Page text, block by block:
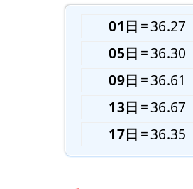
01日 36.27
05日
36.30
09日
36.61
13日
36.67
17日
36.35